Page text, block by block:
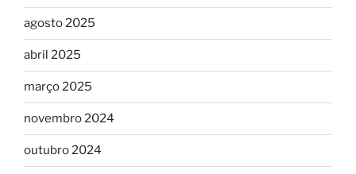
agosto 2025
abril 2025
março 2025
novembro 2024
outubro 2024